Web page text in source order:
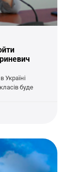
Україні
буде